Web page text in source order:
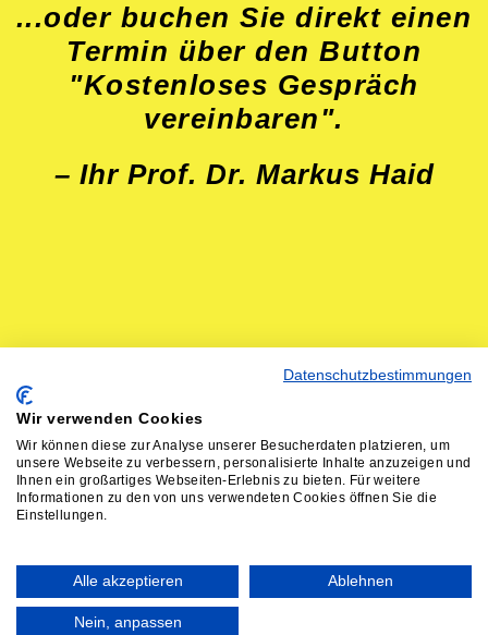
Kostenloses Gespräch vereinbaren
...oder buchen Sie direkt einen
Termin über den Button
"Kostenloses Gespräch
vereinbaren".
– Ihr Prof. Dr. Markus Haid
Niemand liest den Footer. Alle Rechte vorbehalten.
Datenschutzbestimmungen
Wir verwenden Cookies
Wir können diese zur Analyse unserer Besucherdaten platzieren, um
unsere Webseite zu verbessern, personalisierte Inhalte anzuzeigen und
Ihnen ein großartiges Webseiten-Erlebnis zu bieten. Für weitere
Informationen zu den von uns verwendeten Cookies öffnen Sie die
Einstellungen.
Alle akzeptieren Ablehnen
Nein, anpassen